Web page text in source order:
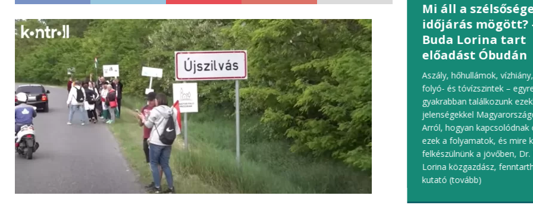
Új gyalogoshíd kötheti
össze Óbudát az Óbudai-
szigettel
Mérföldkőhöz érkezett az Óbudai-
szigetre tervezett új gyalogoshíd
előkészítése: Budapest főépítésze
jóváhagyta a Speciálterv hídra
vonatkozó koncepcióját – számolt be
róla a Portfolio. A szakhatóságokkal és
a közműszolgáltatókkal már
egyeztetett dokumentációt a tervek
szerint heteken belül(tovább)
Mi áll a
időjárás mögött?
Buda Lorina tart
előadást Óbudán
Aszály, hőhullámok,
folyó- és tóvízszintek –
gyakrabban találkozunk
jelenségekkel
Arról, hogyan kapcsolódnak
ezek a folyamatok, és mire
felkészülnünk a jövőben, Dr.
Lorina közgazdász,
kutató (tovább)
Boda Nikoletta -